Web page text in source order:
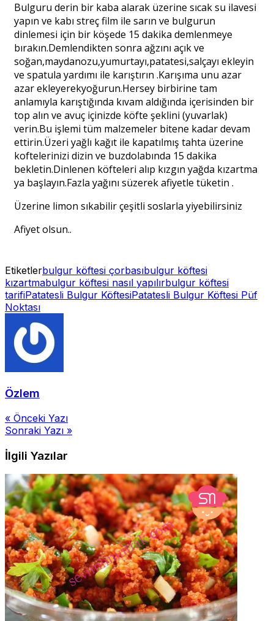
Bulguru derin bir kaba alarak üzerine sıcak su ilavesi
yapın ve kabı streç film ile sarın ve bulgurun
dinlemesi için bir köşede 15 dakika demlenmeye
bırakın.Demlendikten sonra ağzını açık ve
soğan,maydanozu,yumurtayı,patatesi,salçayı ekleyin
ve spatula yardımı ile karıştırın .Karışıma unu azar
azar ekleyerekyoğurun.Hersey birbirine tam
anlamıyla karıştığında kıvam aldığında içerisinden bir
top alın ve avuç içinizde köfte şeklini (yuvarlak)
verin.Bu işlemi tüm malzemeler bitene kadar devam
ettirin.Üzeri yağlı kağıt ile kapatılmış tahta üzerine
koftelerinizi dizin ve buzdolabında 15 dakika
bekletin.Dinlenen köfteleri alıp kızgın yağda kızartma
ya başlayın.Fazla yağını süzerek afiyetle tüketin .
Üzerine limon sıkabilir çeşitli soslarla yiyebilirsiniz
Afiyet olsun..
Etiketlerbulgur köftesi çorbasıbulgur köftesi
kızartmabulgur köftesi nasıl yapılırbulgur köftesi
tarifiPatatesli Bulgur KöftesiPatatesli Bulgur Köftesi Püf
Noktası
Özlem
Yazı
gezinmesi
« Önceki Yazı
Sonraki Yazı »
İlgili Yazılar